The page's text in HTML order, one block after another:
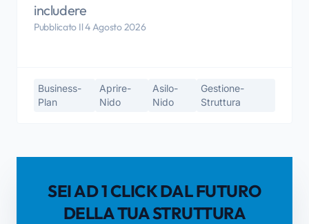
includere
Pubblicato Il 4 Agosto 2026
Business-
Plan
Aprire-
Nido
Asilo-
Nido
Gestione-
Struttura
SEI AD 1 CLICK DAL FUTURO
DELLA TUA STRUTTURA